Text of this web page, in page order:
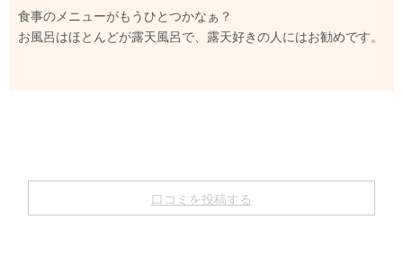
食事のメニューがもうひとつかなぁ？
お風呂はほとんどが露天風呂で、露天好きの人にはお勧めです。
口コミを投稿する